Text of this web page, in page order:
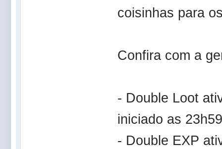
coisinhas para
Confira com a
- Double Loot
iniciado as
- Double EXP